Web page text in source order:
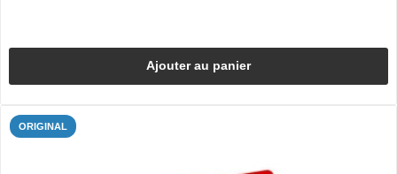
Ajouter au panier
ORIGINAL